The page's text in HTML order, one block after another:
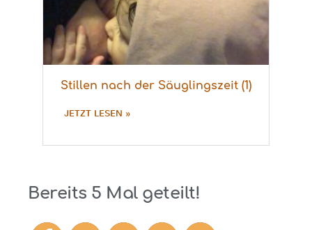
Stillen nach der Säuglingszeit (1)
JETZT LESEN »
Bereits 5 Mal geteilt!